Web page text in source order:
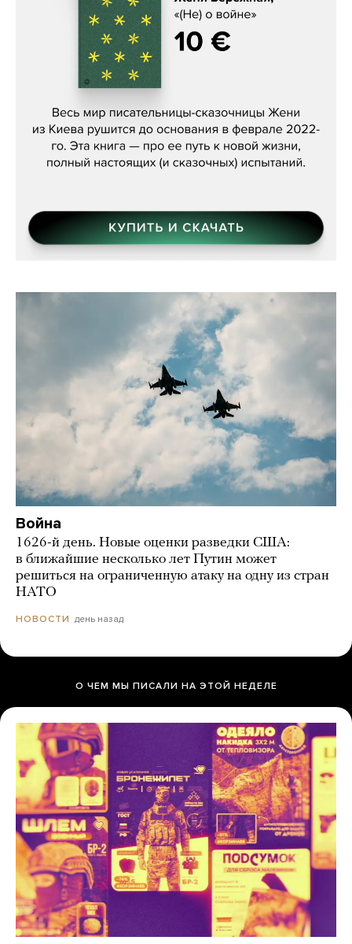
Женя Бережная, «(Не) о войне»
Война
1626-й день. Новые оценки разведки США:
в ближайшие несколько лет Путин может
решиться на ограниченную атаку на одну из стран
НАТО
НОВОСТИ день назад
О ЧЕМ МЫ ПИСАЛИ НА ЭТОЙ НЕДЕЛЕ